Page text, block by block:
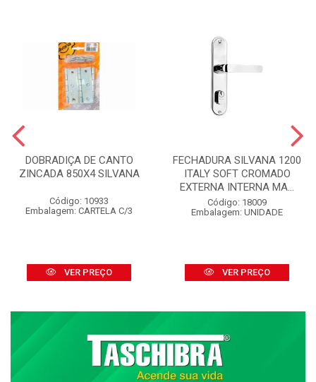
DOBRADIÇA DE CANTO
ZINCADA 850X4 SILVANA
Código: 10933
Embalagem: CARTELA C/3
VER PREÇO
FECHADURA SILVANA 1200
ITALY SOFT CROMADO
EXTERNA INTERNA MA...
Código: 18009
Embalagem: UNIDADE
VER PREÇO